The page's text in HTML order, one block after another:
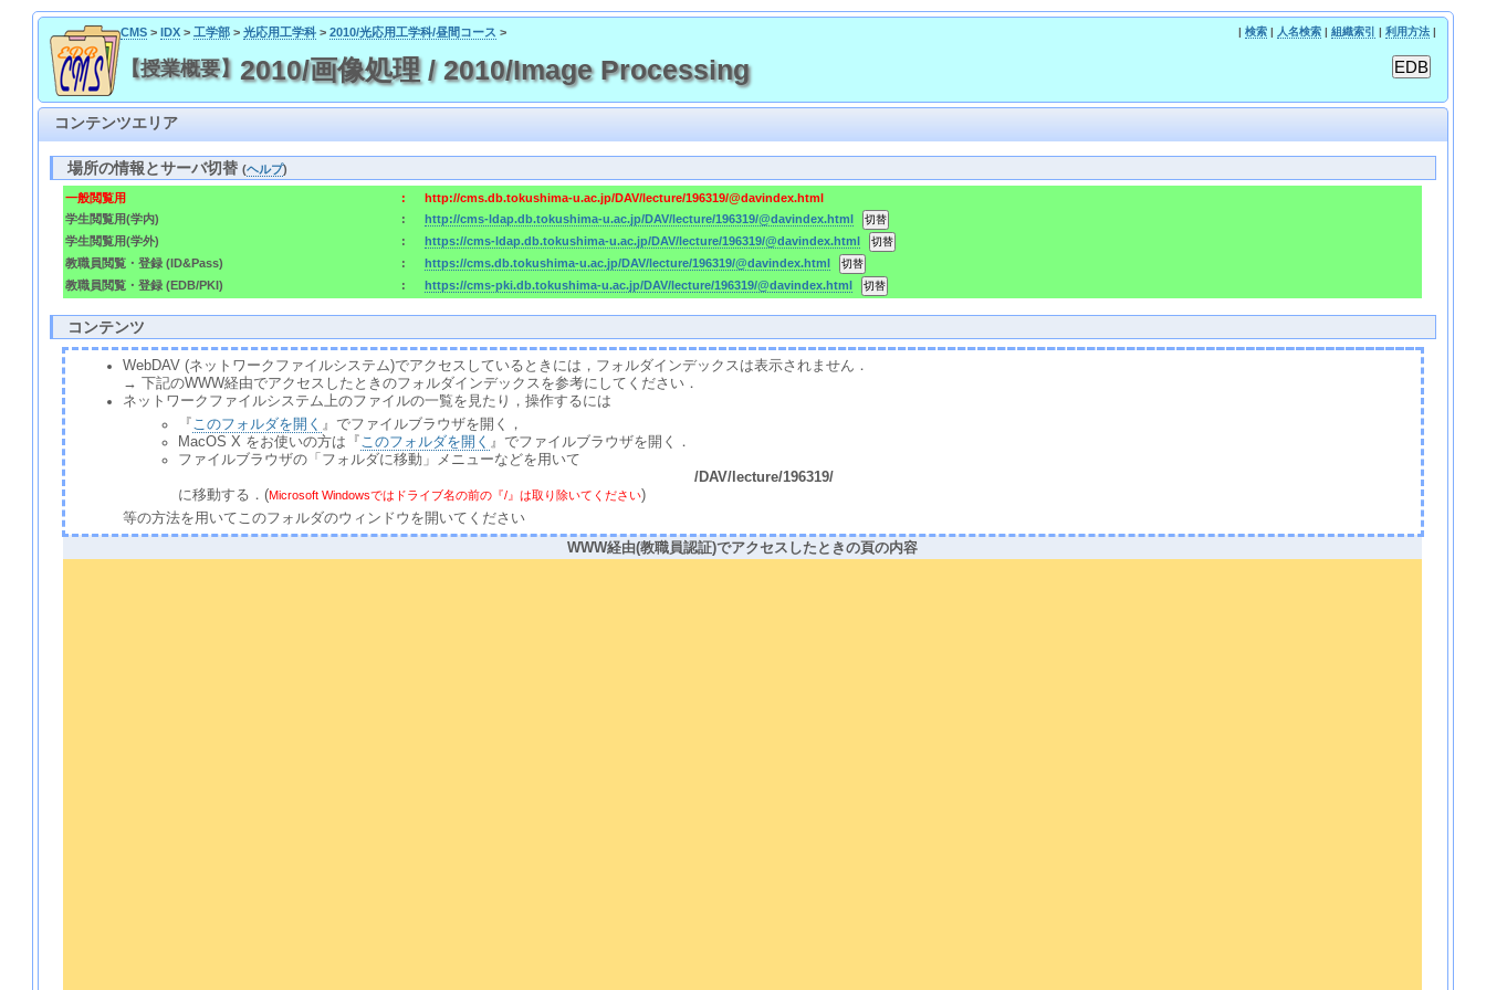
CMS> IDX> 工学部> 光応用工学科> 2010/光応用工学科/昼間コース > | 検索| 人名検索| 組織索引 | 利用方法|
【授業概要】 2010/画像処理 / 2010/Image Processing
コンテンツエリア
場所の情報とサーバ切替(ヘルプ)
一般閲覧用 :
http://cms.db.tokushima-u.ac.jp/DAV/lecture/196319/@davindex.html
学生閲覧用(学内)
:
http://cms-ldap.db.tokushima-u.ac.jp/DAV/lecture/196319/@davindex.html
学生閲覧用(学外)
:
https://cms-ldap.db.tokushima-u.ac.jp/DAV/lecture/196319/@davindex.html
教職員閲覧・登録 (ID&Pass)
:
https://cms.db.tokushima-u.ac.jp/DAV/lecture/196319/@davindex.html
教職員閲覧・登録 (EDB/PKI)
: https://cms-pki.db.tokushima-u.ac.jp/DAV/lecture/196319/@davindex.html
コンテンツ
WebDAV (ネットワークファイルシステム)でアクセスしているときには，フォルダインデックスは表示されません．
→ 下記のWWW経由でアクセスしたときのフォルダインデックスを参考にしてください．
ネットワークファイルシステム上のファイルの一覧を見たり，操作するには
『 このフォルダを開く 』でファイルブラウザを開く，
MacOS X をお使いの方は『 このフォルダを開く 』でファイルブラウザを開く．
ファイルブラウザの「フォルダに移動」メニューなどを用いて
/DAV/lecture/196319/
に移動する．(Microsoft Windowsではドライブ名の前の『/』は取り除いてください)
等の方法を用いてこのフォルダのウィンドウを開いてください
WWW経由(教職員認証)でアクセスしたときの頁の内容